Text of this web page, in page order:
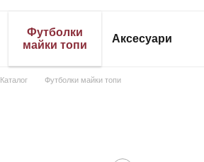
Футболки
майки топи
Аксесуари
Каталог
Футболки майки топи